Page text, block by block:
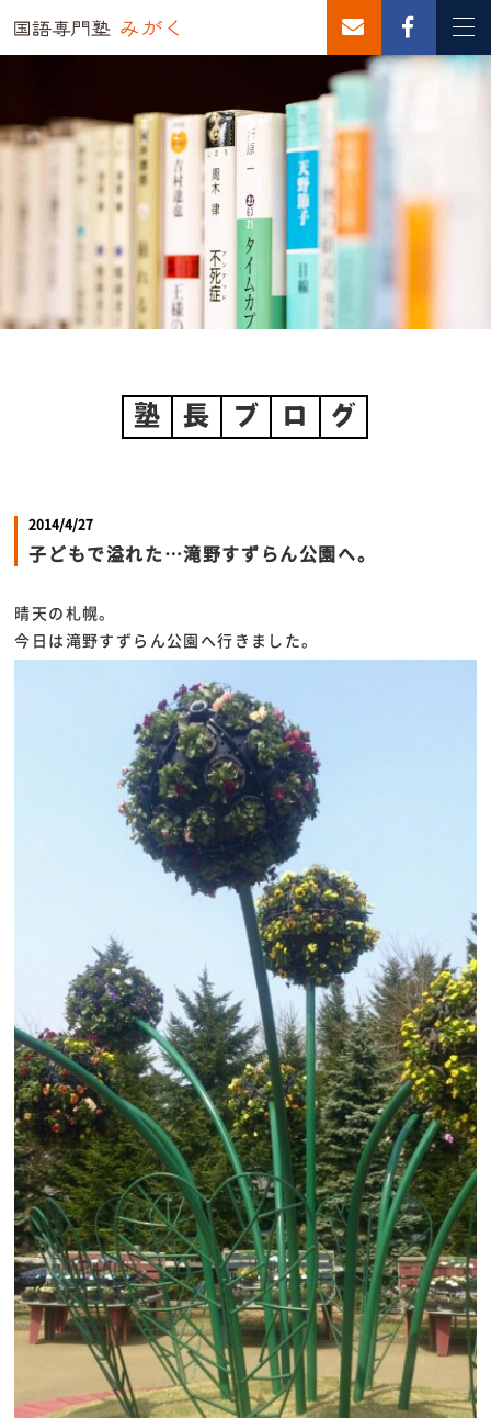
塾 長 ブ ロ グ
2014/4/27
子どもで溢れた…滝野すずらん公園へ。
晴天の札幌。
今日は滝野すずらん公園へ行きました。